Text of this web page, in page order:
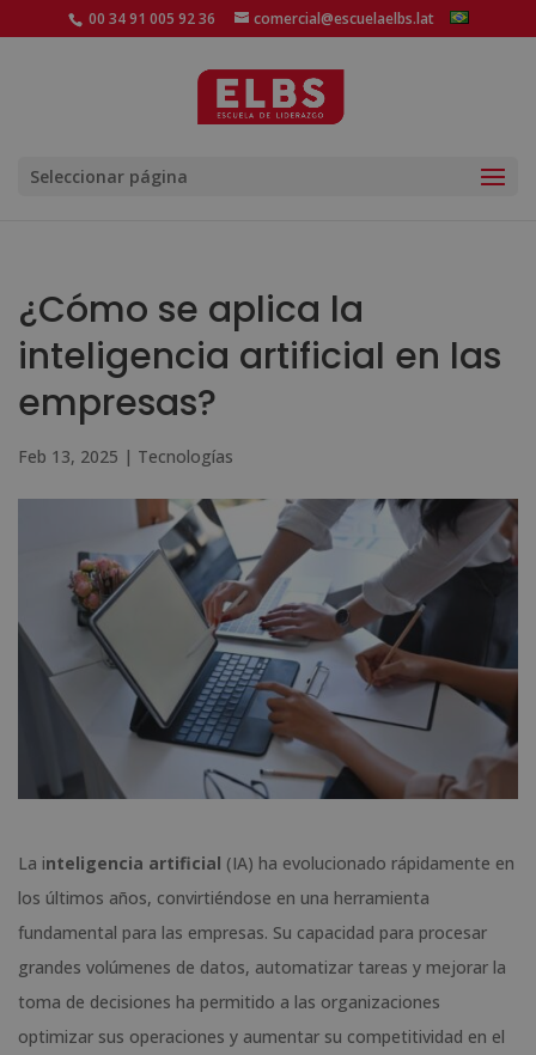
00 34 91 005 92 36 comercial@escuelaelbs.lat
Seleccionar página
¿Cómo se aplica la
inteligencia artificial en las
empresas?
Feb 13, 2025 | Tecnologías
La inteligencia artificial (IA) ha evolucionado rápidamente en
los últimos años, convirtiéndose en una herramienta
fundamental para las empresas. Su capacidad para procesar
grandes volúmenes de datos, automatizar tareas y mejorar la
toma de decisiones ha permitido a las organizaciones
optimizar sus operaciones y aumentar su competitividad en el